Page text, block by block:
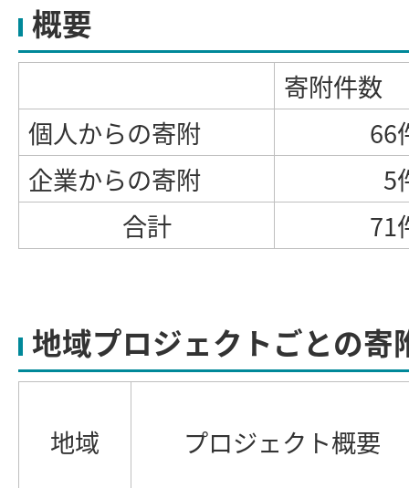
概要
寄附件数
個人からの寄附
66
企業からの寄附
5
合計
71
地域プロジェクトごとの寄
地域 プロジェクト概要